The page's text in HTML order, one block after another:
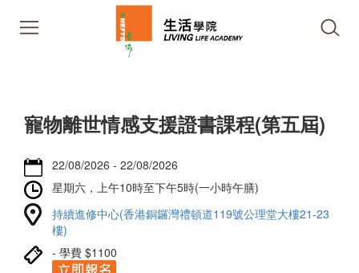
寵物離世情感支援證書課程(第五屆)
22/08/2026 - 22/08/2026
星期六，上午10時至下午5時(一小時午膳)
持續進修中心(香港銅鑼灣禮頓道119號公理堂大樓21-23
樓)
- 學費 $1100